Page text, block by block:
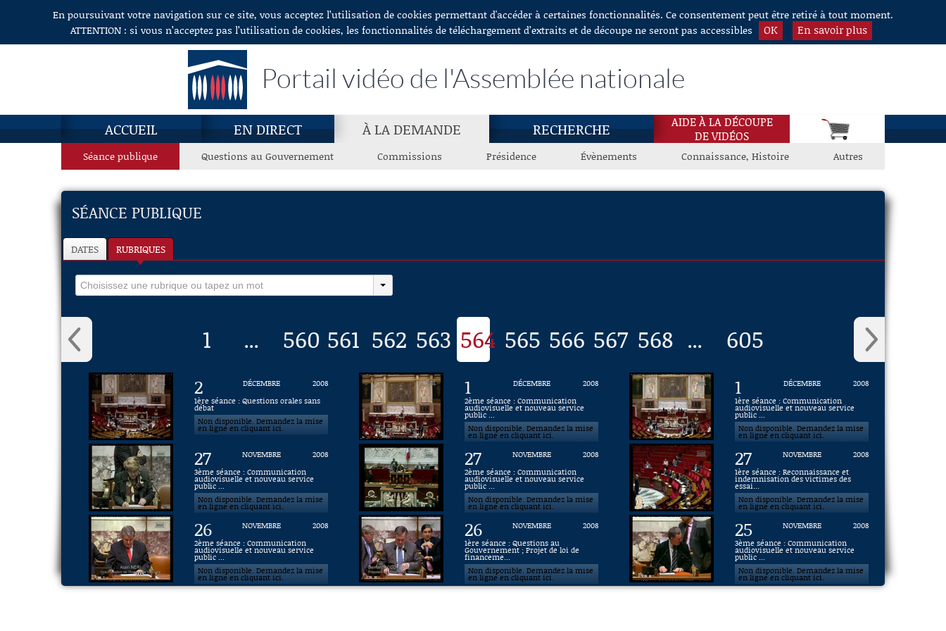
Aller au contenuEn poursuivant votre navigation sur ce site, vous acceptez l’utilisation de cookies permettant d'accéder à certaines fonctionnalités. Ce consentement peut être retiré à tout moment.
ATTENTION : si vous n’acceptez pas l’utilisation de cookies, les fonctionnalités de téléchargement d’extraits et de découpe ne seront pas accessibles
OK En savoir plus
Portail vidéo de l'Assemblée nationale
ACCUEIL EN DIRECT À LA DEMANDE RECHERCHE
AIDE À LA DÉCOUPE
DE VIDÉOS
Séance publique Questions au Gouvernement Commissions Présidence Évènements Connaissance, Histoire Autres
SÉANCE PUBLIQUE
DATES RUBRIQUES
1 ... 560 561 562 563 564 565 566 567 568 ... 605
2 DÉCEMBRE
2008
1ère séance : Questions orales sans
débat
Non disponible. Demandez la mise
en ligne en cliquant ici.
1 DÉCEMBRE
2008
2ème séance : Communication
audiovisuelle et nouveau service
public ...
Non disponible. Demandez la mise
en ligne en cliquant ici.
1 DÉCEMBRE
2008
1ère séance : Communication
audiovisuelle et nouveau service
public ...
Non disponible. Demandez la mise
en ligne en cliquant ici.
27 NOVEMBRE
2008
3ème séance : Communication
audiovisuelle et nouveau service
public ...
Non disponible. Demandez la mise
en ligne en cliquant ici.
27 NOVEMBRE
2008
2ème séance : Communication
audiovisuelle et nouveau service
public ...
Non disponible. Demandez la mise
en ligne en cliquant ici.
27 NOVEMBRE
2008
1ère séance : Reconnaissance et
indemnisation des victimes des
essai...
Non disponible. Demandez la mise
en ligne en cliquant ici.
26 NOVEMBRE
2008
2ème séance : Communication
audiovisuelle et nouveau service
public ...
Non disponible. Demandez la mise
en ligne en cliquant ici.
26 NOVEMBRE
2008
1ère séance : Questions au
Gouvernement ; Projet de loi de
financeme...
Non disponible. Demandez la mise
en ligne en cliquant ici.
25 NOVEMBRE
2008
3ème séance : Communication
audiovisuelle et nouveau service
public ...
Non disponible. Demandez la mise
en ligne en cliquant ici.